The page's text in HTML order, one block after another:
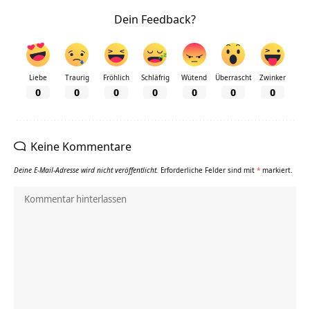
Dein Feedback?
Liebe
0
Traurig
0
Fröhlich
0
Schläfrig
0
Wütend
0
Überrascht
0
Zwinker
0
Keine Kommentare
Deine E-Mail-Adresse wird nicht veröffentlicht. Erforderliche Felder sind mit * markiert.